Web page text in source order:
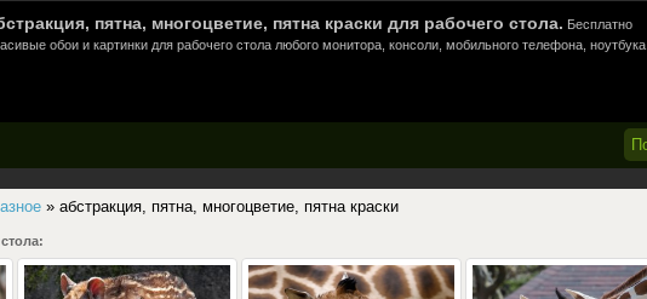
пятна, многоцветие, пятна краски для рабочего стола. Бесплатно
обои и картинки для рабочего стола любого монитора, консоли, мобильного телефона, ноутбука.
» абстракция, пятна, многоцветие, пятна краски